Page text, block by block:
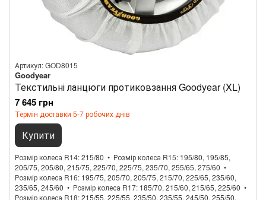
Артикул: GOD8015
Goodyear
Текстильні ланцюги протиковзання Goodyear (XL)
7 645 грн
Термін доставки 5-7 робочих днів
Купити
Розмір колеса R14 215/80 Розмір колеса R15 195/80, 195/85,
205/75, 205/80, 215/75, 225/70, 225/75, 235/70, 255/65, 275/60
Розмір колеса R16 195/75, 205/70, 205/75, 215/70, 225/65, 235/60,
235/65, 245/60
Розмір колеса R17 185/70, 215/60, 215/65, 225/60
Розмір колеса R18 215/55, 225/55, 235/50, 235/55, 245/50, 255/50,